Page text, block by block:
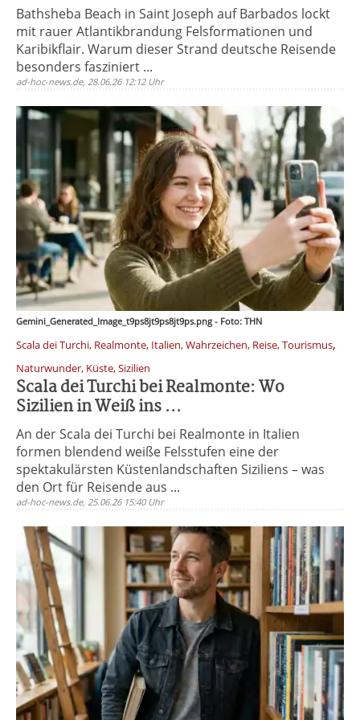
Bathsheba Beach in Saint Joseph auf Barbados lockt
mit rauer Atlantikbrandung Felsformationen und
Karibikflair. Warum dieser Strand deutsche Reisende
besonders fasziniert ...
ad-hoc-news.de, 28.06.26 12:12 Uhr
Gemini_Generated_Image_t9ps8jt9ps8jt9ps.png - Foto: THN
Scala dei Turchi, Realmonte, Italien, Wahrzeichen, Reise, Tourismus,
Naturwunder, Küste, Sizilien
Scala dei Turchi bei Realmonte: Wo
Sizilien in Weiß ins ...
An der Scala dei Turchi bei Realmonte in Italien
formen blendend weiße Felsstufen eine der
spektakulärsten Küstenlandschaften Siziliens – was
den Ort für Reisende aus ...
ad-hoc-news.de, 25.06.26 15:40 Uhr